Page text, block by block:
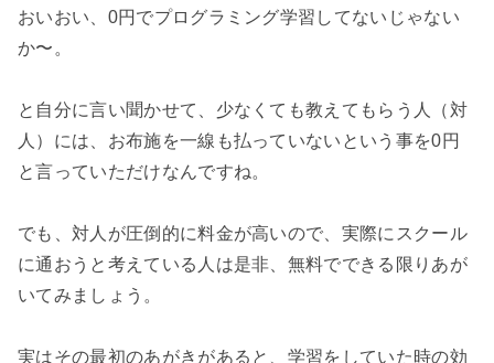
おいおい、0円でプログラミング学習してないじゃない
か〜。
と自分に言い聞かせて、少なくても教えてもらう人（対
人）には、お布施を一線も払っていないという事を0円
と言っていただけなんですね。
でも、対人が圧倒的に料金が高いので、実際にスクール
に通おうと考えている人は是非、無料でできる限りあが
いてみましょう。
実はその最初のあがきがあると、学習をしていた時の効